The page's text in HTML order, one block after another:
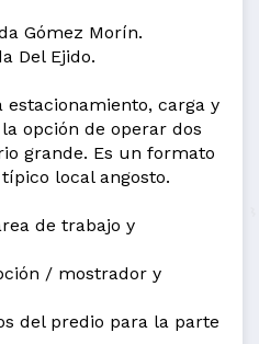
Gómez Morín.
Del Ejido.
estacionamiento, carga y
opción de operar dos
grande. Es un formato
local angosto.
de trabajo y
/ mostrador y
del predio para la parte